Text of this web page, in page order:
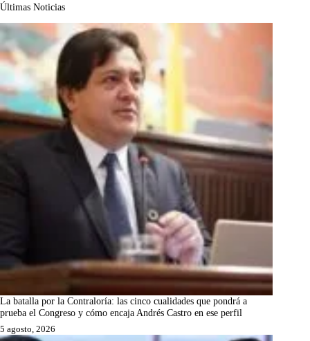
Últimas Noticias
La batalla por la Contraloría: las cinco cualidades que pondrá a
prueba el Congreso y cómo encaja Andrés Castro en ese perfil
5 agosto, 2026